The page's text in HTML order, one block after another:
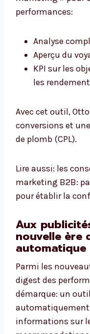
performances:
Analyse
Aperçu du
KPI sur les
les
Avec cet outil,
conversions et
de plomb (CPL).
Lire aussi: les
marketing B2B:
pour établir la
Aux
nouvelle ère
automatique
Parmi les
digest des
démarque: un
automatiquement
informations sur